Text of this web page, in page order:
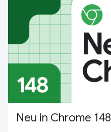
Neu in Chrome 148